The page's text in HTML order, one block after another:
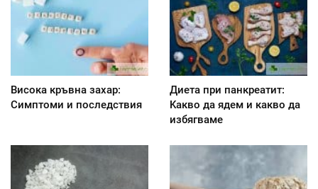
Висока кръвна захар:
Симптоми и последствия
Диета при панкреатит:
Kакво да ядем и какво да
избягваме